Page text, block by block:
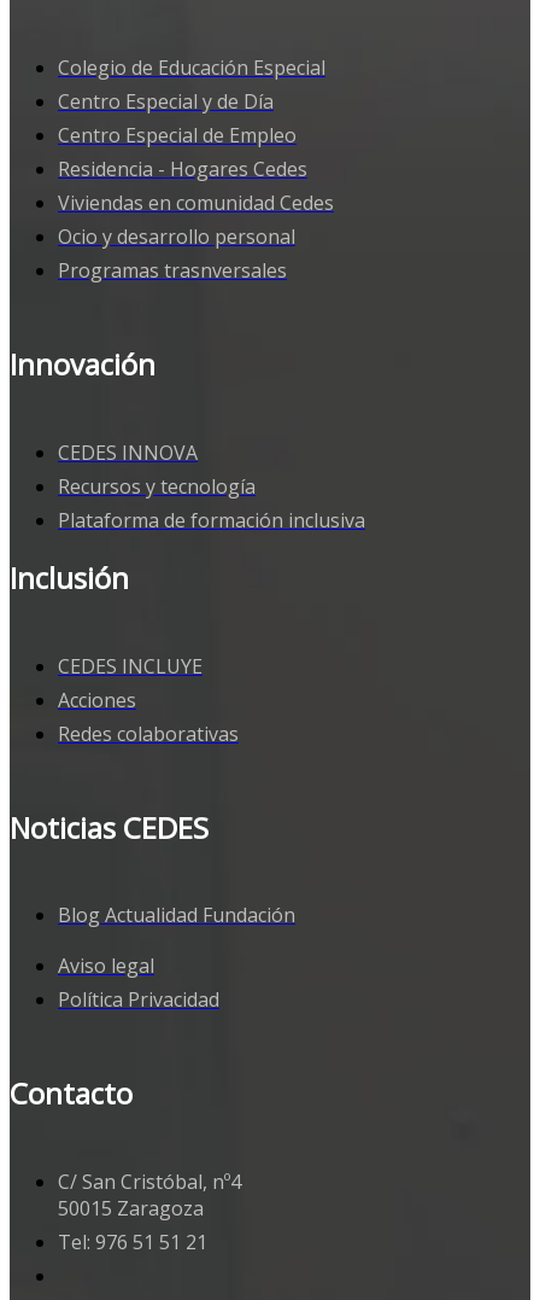
Colegio de Educación Especial
Centro Especial y de Día
Centro Especial de Empleo
Residencia - Hogares Cedes
Viviendas en comunidad Cedes
Ocio y desarrollo personal
Programas trasnversales
Innovación
CEDES INNOVA
Recursos y tecnología
Plataforma de formación inclusiva
Inclusión
CEDES INCLUYE
Acciones
Redes colaborativas
Noticias CEDES
Blog Actualidad Fundación
Aviso legal
Política Privacidad
Contacto
C/ San Cristóbal, nº4
50015 Zaragoza
Tel: 976 51 51 21